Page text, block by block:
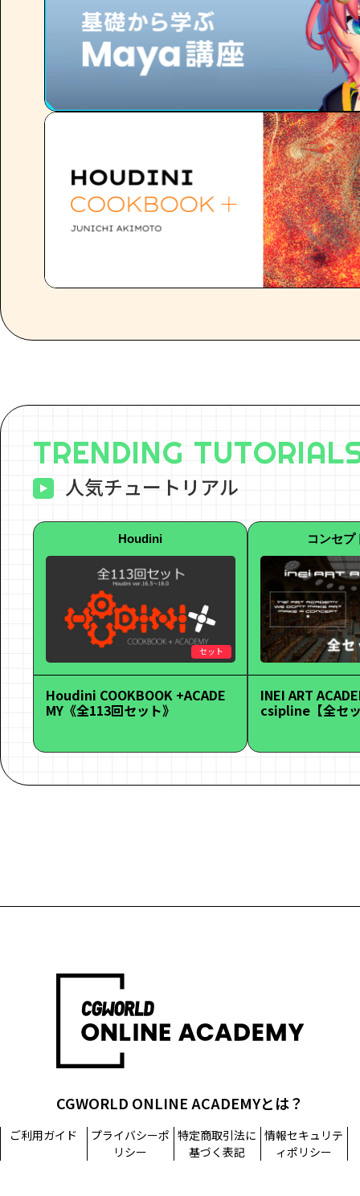
TRENDING
人気チュートリアル
Houdini
セット
Houdini COOKBOOK +ACADE
MY《全113回セット》
コンセプ
INEI ART
csipline【全セ
CGWORLD ONLINE ACADEMYとは？
ご利用ガイド
プライバシーポ
リシー
特定商取引法に
基づく表記
情報セキュリテ
ィポリシー